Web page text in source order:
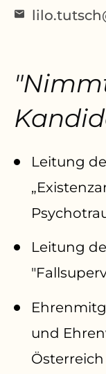
Leitung
Leitung
und
Österreich